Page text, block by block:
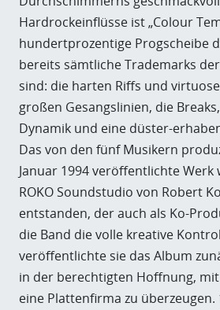
Hardrockeinflüsse ist „Colour
hundertprozentige Progscheibe
bereits sämtliche Trademarks
sind: die harten Riffs und
großen Gesangslinien, die
Dynamik und eine düster-
Das von den fünf Musikern
Januar 1994 veröffentlichte Werk
ROKO Soundstudio von Robert
entstanden, der auch als Ko-
die Band die volle kreative
veröffentlichte sie das Album
in der berechtigten Hoffnung,
eine Plattenfirma zu überzeugen.